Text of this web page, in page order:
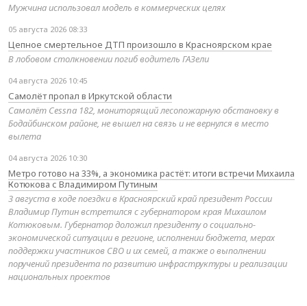
Мужчина использовал модель в коммерческих целях
05 августа 2026 08:33
Цепное смертельное ДТП произошло в Красноярском крае
В лобовом столкновении погиб водитель ГАЗели
04 августа 2026 10:45
Самолёт пропал в Иркутской области
Самолёт Cessna 182, мониторящий лесопожарную обстановку в
Бодайбинском районе, не вышел на связь и не вернулся в место
вылета
04 августа 2026 10:30
Метро готово на 33%, а экономика растёт: итоги встречи Михаила
Котюкова с Владимиром Путиным
3 августа в ходе поездки в Красноярский край президент России
Владимир Путин встретился с губернатором края Михаилом
Котюковым. Губернатор доложил президенту о социально-
экономической ситуации в регионе, исполнении бюджета, мерах
поддержки участников СВО и их семей, а также о выполнении
поручений президента по развитию инфраструктуры и реализации
национальных проектов